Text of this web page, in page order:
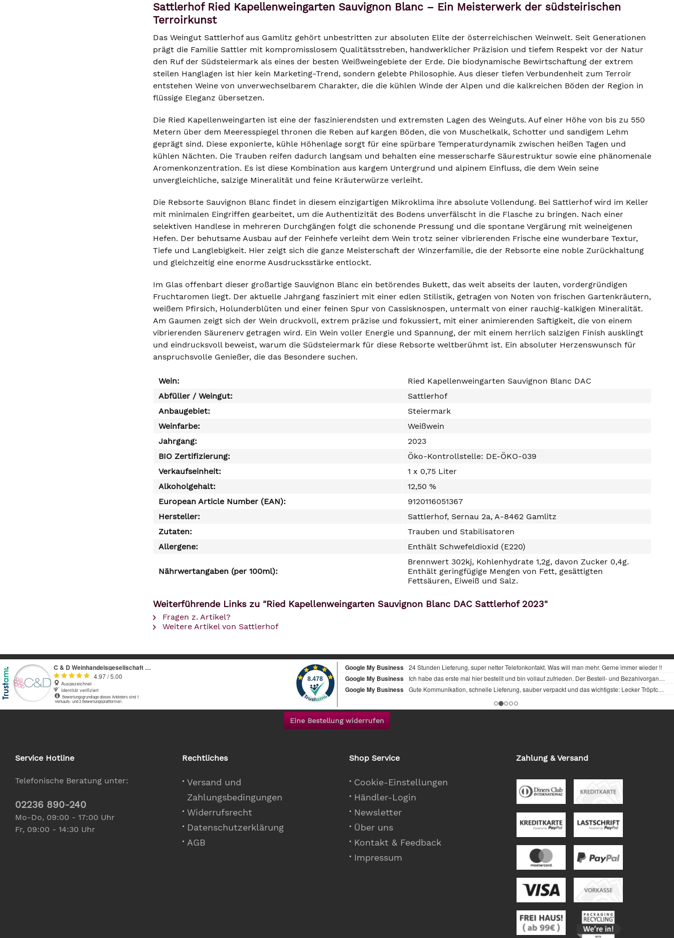
Sattlerhof Ried Kapellenweingarten Sauvignon Blanc – Ein Meisterwerk der südsteirischen
Terroirkunst
Das Weingut Sattlerhof aus Gamlitz gehört unbestritten zur absoluten Elite der österreichischen Weinwelt. Seit Generationen
prägt die Familie Sattler mit kompromisslosem Qualitätsstreben, handwerklicher Präzision und tiefem Respekt vor der Natur
den Ruf der Südsteiermark als eines der besten Weißweingebiete der Erde. Die biodynamische Bewirtschaftung der extrem
steilen Hanglagen ist hier kein Marketing-Trend, sondern gelebte Philosophie. Aus dieser tiefen Verbundenheit zum Terroir
entstehen Weine von unverwechselbarem Charakter, die die kühlen Winde der Alpen und die kalkreichen Böden der Region in
flüssige Eleganz übersetzen.
Die Ried Kapellenweingarten ist eine der faszinierendsten und extremsten Lagen des Weinguts. Auf einer Höhe von bis zu 550
Metern über dem Meeresspiegel thronen die Reben auf kargen Böden, die von Muschelkalk, Schotter und sandigem Lehm
geprägt sind. Diese exponierte, kühle Höhenlage sorgt für eine spürbare Temperaturdynamik zwischen heißen Tagen und
kühlen Nächten. Die Trauben reifen dadurch langsam und behalten eine messerscharfe Säurestruktur sowie eine phänomenale
Aromenkonzentration. Es ist diese Kombination aus kargem Untergrund und alpinem Einfluss, die dem Wein seine
unvergleichliche, salzige Mineralität und feine Kräuterwürze verleiht.
Die Rebsorte Sauvignon Blanc findet in diesem einzigartigen Mikroklima ihre absolute Vollendung. Bei Sattlerhof wird im Keller
mit minimalen Eingriffen gearbeitet, um die Authentizität des Bodens unverfälscht in die Flasche zu bringen. Nach einer
selektiven Handlese in mehreren Durchgängen folgt die schonende Pressung und die spontane Vergärung mit weineigenen
Hefen. Der behutsame Ausbau auf der Feinhefe verleiht dem Wein trotz seiner vibrierenden Frische eine wunderbare Textur,
Tiefe und Langlebigkeit. Hier zeigt sich die ganze Meisterschaft der Winzerfamilie, die der Rebsorte eine noble Zurückhaltung
und gleichzeitig eine enorme Ausdrucksstärke entlockt.
Im Glas offenbart dieser großartige Sauvignon Blanc ein betörendes Bukett, das weit abseits der lauten, vordergründigen
Fruchtaromen liegt. Der aktuelle Jahrgang fasziniert mit einer edlen Stilistik, getragen von Noten von frischen Gartenkräutern,
weißem Pfirsich, Holunderblüten und einer feinen Spur von Cassisknospen, untermalt von einer rauchig-kalkigen Mineralität.
Am Gaumen zeigt sich der Wein druckvoll, extrem präzise und fokussiert, mit einer animierenden Saftigkeit, die von einem
vibrierenden Säurenerv getragen wird. Ein Wein voller Energie und Spannung, der mit einem herrlich salzigen Finish ausklingt
und eindrucksvoll beweist, warum die Südsteiermark für diese Rebsorte weltberühmt ist. Ein absoluter Herzenswunsch für
anspruchsvolle Genießer, die das Besondere suchen.
Wein:
Ried Kapellenweingarten Sauvignon Blanc DAC
Abfüller / Weingut:
Sattlerhof
Anbaugebiet:
Steiermark
Weinfarbe:
Weißwein
Jahrgang:
2023
BIO Zertifizierung:
Öko-Kontrollstelle: DE-ÖKO-039
Verkaufseinheit:
1 x 0,75 Liter
Alkoholgehalt:
12,50 %
European Article Number (EAN):
9120116051367
Hersteller:
Sattlerhof, Sernau 2a, A-8462 Gamlitz
Zutaten:
Trauben und Stabilisatoren
Allergene:
Enthält Schwefeldioxid (E220)
Nährwertangaben (per 100ml):
Brennwert 302kj, Kohlenhydrate 1,2g, davon Zucker 0,4g.
Enthält geringfügige Mengen von Fett, gesättigten
Fettsäuren, Eiweiß und Salz.
Weiterführende Links zu "Ried Kapellenweingarten Sauvignon Blanc DAC Sattlerhof 2023"
Fragen z. Artikel?
Weitere Artikel von Sattlerhof
Eine Bestellung widerrufen
Service Hotline
Telefonische Beratung unter:
02236 890-240
Mo-Do, 09:00 - 17:00 Uhr
Fr, 09:00 - 14:30 Uhr
Rechtliches
Versand und
Zahlungsbedingungen
Widerrufsrecht
Datenschutzerklärung
AGB
Shop Service
Cookie-Einstellungen
Händler-Login
Newsletter
Über uns
Kontakt & Feedback
Impressum
Zahlung & Versand